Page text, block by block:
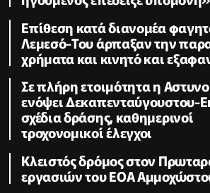
Επίθεση κατά διανομέα
Λεμεσό-Του άρπαξαν την
χρήματα και κινητό και
Σε πλήρη ετοιμότητα η
ενόψει Δεκαπενταύγουστου-
σχέδια δράσης, καθημερινοί
τροχονομικοί έλεγχοι
Κλειστός δρόμος στον
εργασιών του ΕΟΑ